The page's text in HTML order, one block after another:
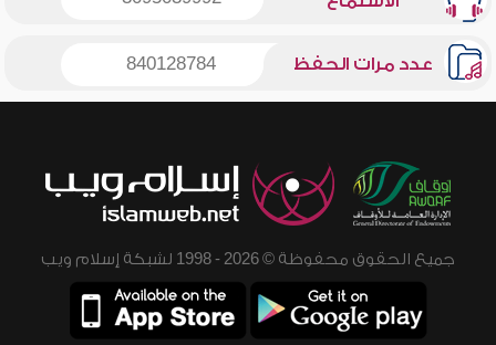
عدد مرات الحفظ 840128784
جميع الحقوق محفوظة © 2026 - 1998 لشبكة إسلام ويب